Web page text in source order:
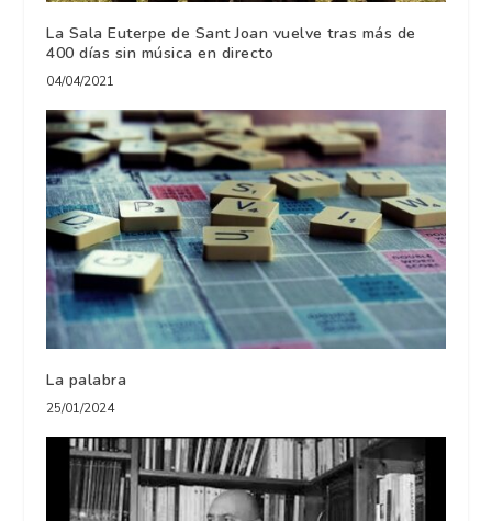
La Sala Euterpe de Sant Joan vuelve tras más de
400 días sin música en directo
04/04/2021
La palabra
25/01/2024